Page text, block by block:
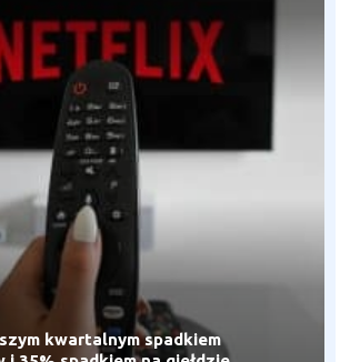
kwartalnym spadkiem